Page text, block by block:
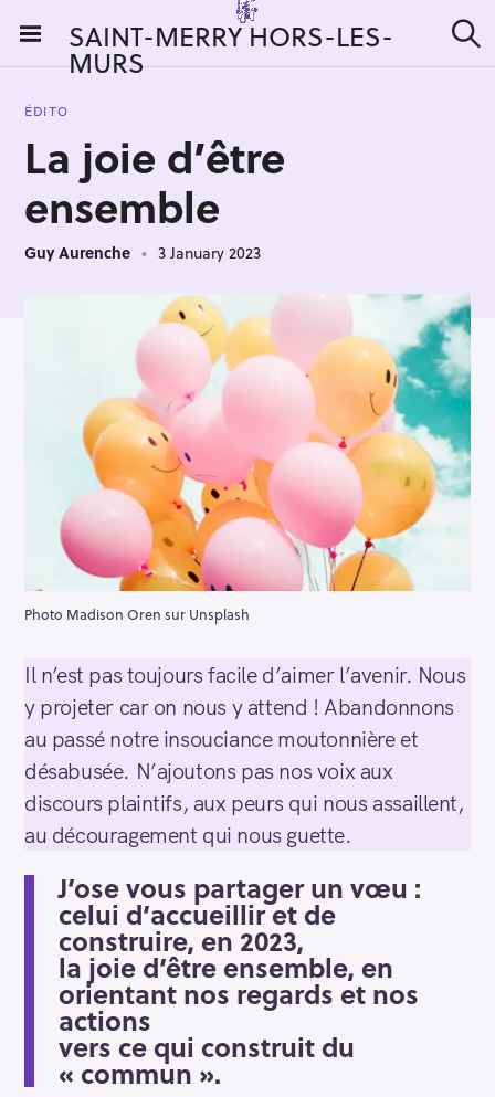
i
SAINT-MERRY HORS-LES-
MURS e
ÉDITO
La joie d’être
ensemble
Guy Aurenche 3 January 2023
Photo Madison Oren sur Unsplash
Il n’est pas toujours facile d’aimer l’avenir. Nous
y projeter car on nous y attend ! Abandonnons
au passé notre insouciance moutonnière et
désabusée. N’ajoutons pas nos voix aux
discours plaintifs, aux peurs qui nous assaillent,
au découragement qui nous guette.
J’ose vous partager un vœu :
celui d’accueillir et de
construire, en 2023,
la joie d’être ensemble, en
orientant nos regards et nos
actions
vers ce qui construit du
« commun ».